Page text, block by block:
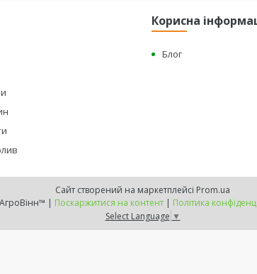
Корисна
Блог
Сайт створений на маркетплейсі Prom.ua
АгроВінн™ | Поскаржитися на контент | Політика
Select Language ▼